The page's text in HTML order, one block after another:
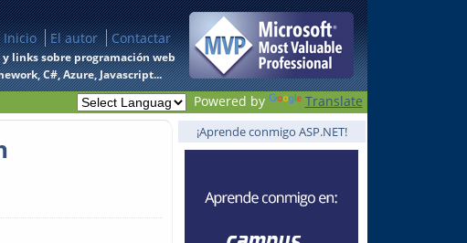
Inicio El autor Contactar
links sobre programación web
C#, Azure, Javascript...
Powered by Translate
¡Aprende conmigo ASP.NET!